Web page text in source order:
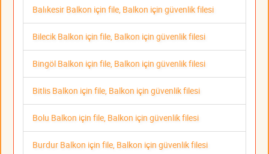
Balıkesir Balkon için file, Balkon için güvenlik filesi
Bilecik Balkon için file, Balkon için güvenlik filesi
Bingöl Balkon için file, Balkon için güvenlik filesi
Bitlis Balkon için file, Balkon için güvenlik filesi
Bolu Balkon için file, Balkon için güvenlik filesi
Burdur Balkon için file, Balkon için güvenlik filesi